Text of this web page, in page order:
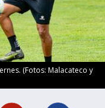
(Fotos: Malacateco y